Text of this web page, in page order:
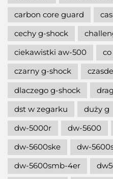
carbon core guard
cechy g-shock
ciekawistki aw-500
czarny g-shock
dlaczego g-shock
dst w zegarku
duży g
dw-5000r
dw-5600
dw-5600ske
dw-
dw-5600smb-4er